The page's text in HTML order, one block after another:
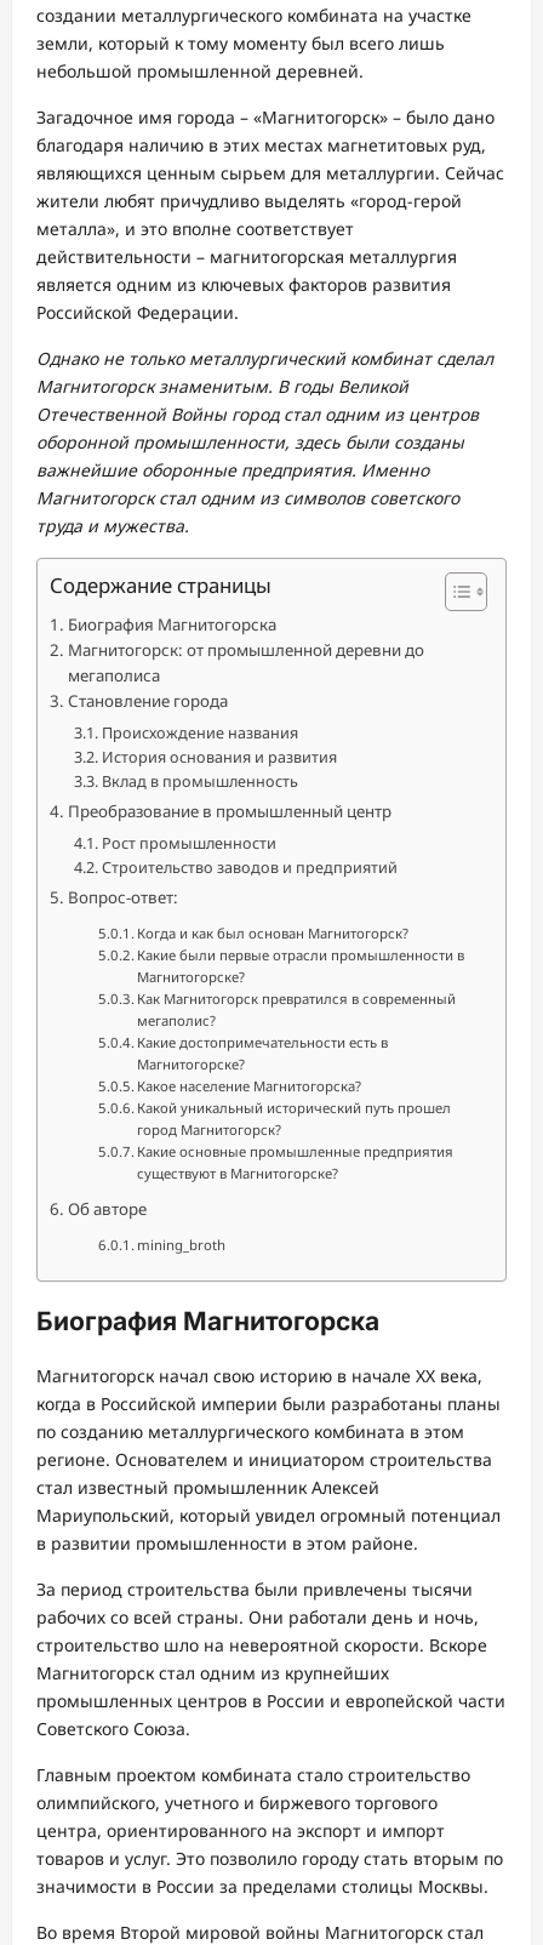
создании металлургического комбината на участке
земли, который к тому моменту был всего лишь
небольшой промышленной деревней.
Загадочное имя города – «Магнитогорск» – было дано
благодаря наличию в этих местах магнетитовых руд,
являющихся ценным сырьем для металлургии. Сейчас
жители любят причудливо выделять «город-герой
металла», и это вполне соответствует
действительности – магнитогорская металлургия
является одним из ключевых факторов развития
Российской Федерации.
Однако не только металлургический комбинат сделал
Магнитогорск знаменитым. В годы Великой
Отечественной Войны город стал одним из центров
оборонной промышленности, здесь были созданы
важнейшие оборонные предприятия. Именно
Магнитогорск стал одним из символов советского
труда и мужества.
Содержание страницы
Биография Магнитогорска
Магнитогорск: от промышленной деревни до
мегаполиса
Становление города
Происхождение названия
История основания и развития
Вклад в промышленность
Преобразование в промышленный центр
Рост промышленности
Строительство заводов и предприятий
Вопрос-ответ:
Когда и как был основан Магнитогорск?
Какие были первые отрасли промышленности в
Магнитогорске?
Как Магнитогорск превратился в современный
мегаполис?
Какие достопримечательности есть в
Магнитогорске?
Какое население Магнитогорска?
Какой уникальный исторический путь прошел
город Магнитогорск?
Какие основные промышленные предприятия
существуют в Магнитогорске?
Об авторе
mining_broth
Биография Магнитогорска
Магнитогорск начал свою историю в начале XX века,
когда в Российской империи были разработаны планы
по созданию металлургического комбината в этом
регионе. Основателем и инициатором строительства
стал известный промышленник Алексей
Мариупольский, который увидел огромный потенциал
в развитии промышленности в этом районе.
За период строительства были привлечены тысячи
рабочих со всей страны. Они работали день и ночь,
строительство шло на невероятной скорости. Вскоре
Магнитогорск стал одним из крупнейших
промышленных центров в России и европейской части
Советского Союза.
Главным проектом комбината стало строительство
олимпийского, учетного и биржевого торгового
центра, ориентированного на экспорт и импорт
товаров и услуг. Это позволило городу стать вторым по
значимости в России за пределами столицы Москвы.
Во время Второй мировой войны Магнитогорск стал